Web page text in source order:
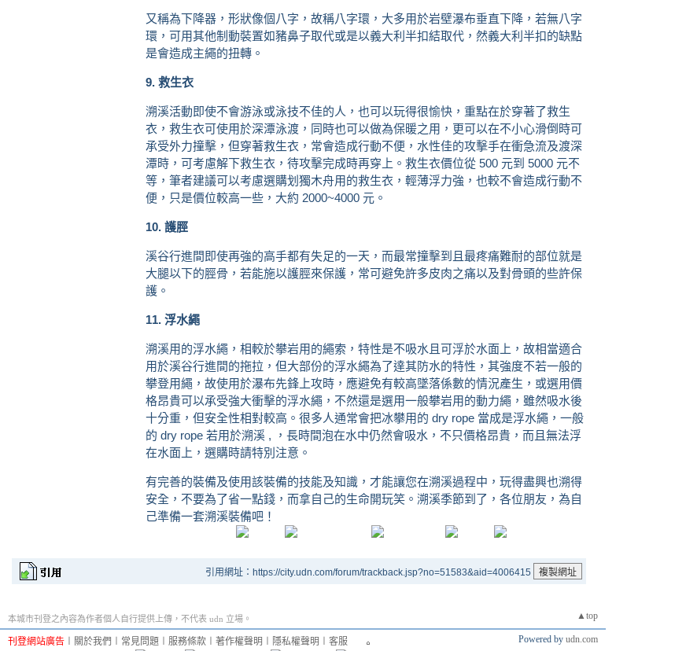
又稱為下降器，形狀像個八字，故稱八字環，大多用於岩壁瀑布垂直下降，若無八字
環，可用其他制動裝置如豬鼻子取代或是以義大利半扣結取代，然義大利半扣的缺點
是會造成主繩的扭轉。
9. 救生衣
溯溪活動即使不會游泳或泳技不佳的人，也可以玩得很愉快，重點在於穿著了救生
衣，救生衣可使用於深潭泳渡，同時也可以做為保暖之用，更可以在不小心滑倒時可
承受外力撞擊，但穿著救生衣，常會造成行動不便，水性佳的攻擊手在衝急流及渡深
潭時，可考慮解下救生衣，待攻擊完成時再穿上。救生衣價位從 500 元到 5000 元不
等，筆者建議可以考慮選購划獨木舟用的救生衣，輕薄浮力強，也較不會造成行動不
便，只是價位較高一些，大約 2000~4000 元。
10. 護脛
溪谷行進間即使再強的高手都有失足的一天，而最常撞擊到且最疼痛難耐的部位就是
大腿以下的脛骨，若能施以護脛來保護，常可避免許多皮肉之痛以及對骨頭的些許保
護。
11. 浮水繩
溯溪用的浮水繩，相較於攀岩用的繩索，特性是不吸水且可浮於水面上，故相當適合
用於溪谷行進間的拖拉，但大部份的浮水繩為了達其防水的特性，其強度不若一般的
攀登用繩，故使用於瀑布先鋒上攻時，應避免有較高墜落係數的情況產生，或選用價
格昂貴可以承受強大衝擊的浮水繩，不然還是選用一般攀岩用的動力繩，雖然吸水後
十分重，但安全性相對較高。很多人通常會把冰攀用的 dry rope 當成是浮水繩，一般
的 dry rope 若用於溯溪 , ，長時間泡在水中仍然會吸水，不只價格昂貴，而且無法浮
在水面上，選購時請特別注意。
有完善的裝備及使用該裝備的技能及知識，才能讓您在溯溪過程中，玩得盡興也溯得
安全，不要為了省一點錢，而拿自己的生命開玩笑。溯溪季節到了，各位朋友，為自
己準備一套溯溪裝備吧！
引用網址：https://city.udn.com/forum/trackback.jsp?no=51583&aid=4006415
▲top
本城市刊登之內容為作者個人自行提供上傳，不代表 udn 立場。
刊登網站廣告 關於我們 常見問題 服務條款 著作權聲明 隱私權聲明 客服 Powered by udn.com